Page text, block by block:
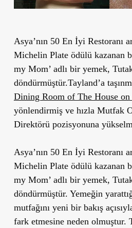
Asya’nın 50 En İyi Restoranı
Michelin Plate ödülü kazanan
my Mom’ adlı bir yemek,
döndürmüştür.Tayland’a
Dining Room of The House on
yönlendirmiş ve hızla Mutfak
Direktörü pozisyonuna
Asya’nın 50 En İyi Restoranı
Michelin Plate ödülü kazanan
my Mom’ adlı bir yemek,
döndürmüştür. Yemeğin
mutfağını yeni bir bakış
fark etmesine neden olmuştur.